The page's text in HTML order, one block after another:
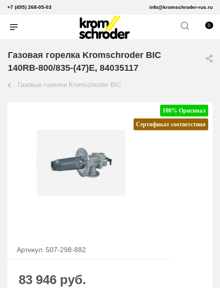
+7 (495) 268-05-03 info@kromschroder-rus.ru
0
Газовая горелка Kromschroder BIC
140RB-800/835-(47)E, 84035117
Газовые горелки Kromschroder BIC
100% Оригинал
Сертификат соответствия
Артикул: 507-298-882
83 946 руб.